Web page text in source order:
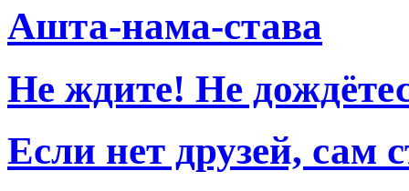
Ашта-нама-става
Не ждите! Не
Если нет друзей, сам